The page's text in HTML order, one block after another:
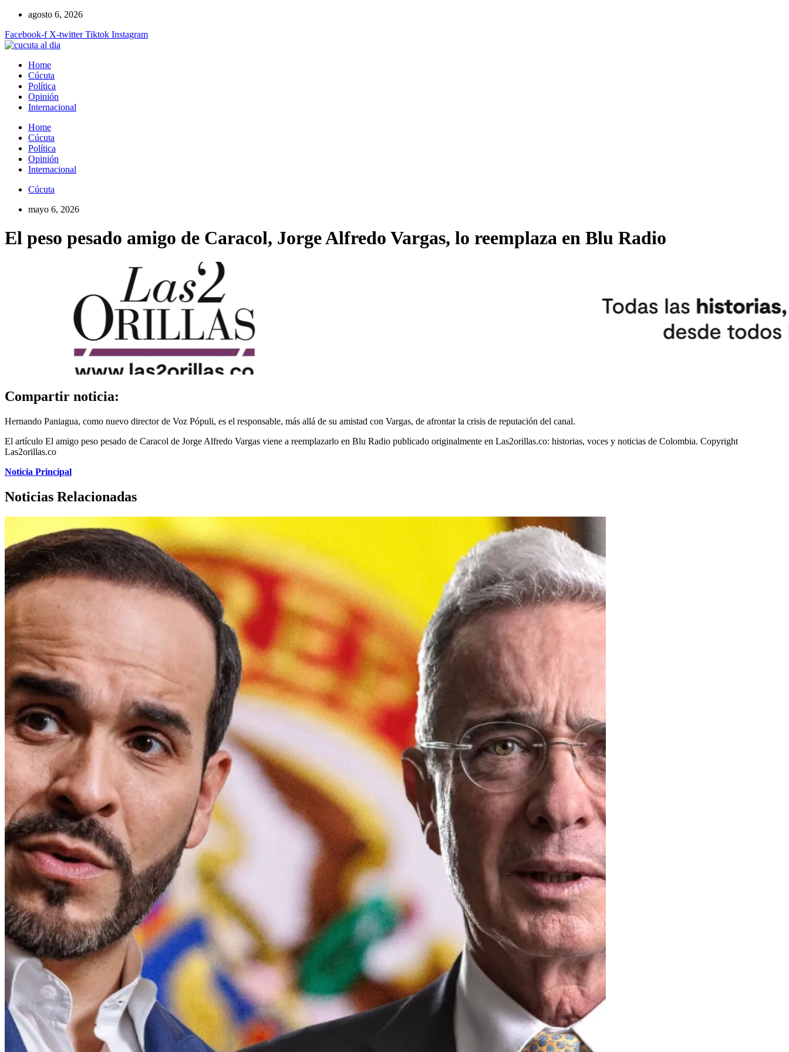
contenido
agosto 6, 2026
Facebook-f X-twitter Tiktok Instagram
Home
Cúcuta
Política
Opinión
Internacional
Home
Cúcuta
Política
Opinión
Internacional
Cúcuta
mayo 6, 2026
El peso pesado amigo de Caracol, Jorge Alfredo Vargas, lo reemplaza en Blu Radio
Compartir noticia:
Hernando Paniagua, como nuevo director de Voz Pópuli, es el responsable, más allá de su amistad con Vargas, de afrontar la crisis de reputación del canal.
El artículo El amigo peso pesado de Caracol de Jorge Alfredo Vargas viene a reemplazarlo en Blu Radio publicado originalmente en Las2orillas.co: historias, voces y noticias de Colombia. Copyright
Las2orillas.co
Noticia Principal
Noticias Relacionadas